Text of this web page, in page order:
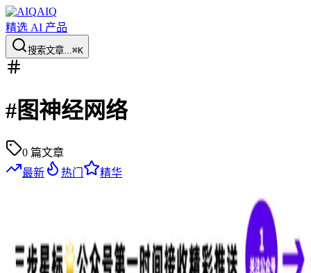
AIQ
精选 AI 产品
搜索文章...⌘K
#图神经网络
0 篇文章
最新
热门 精华